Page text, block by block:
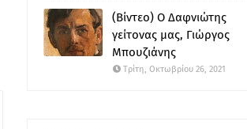
(Βίντεο) Ο Δαφνιώτης
γείτονας μας, Γιώργος
Μπουζιάνης
Τρίτη, Οκτωβρίου 26, 2021